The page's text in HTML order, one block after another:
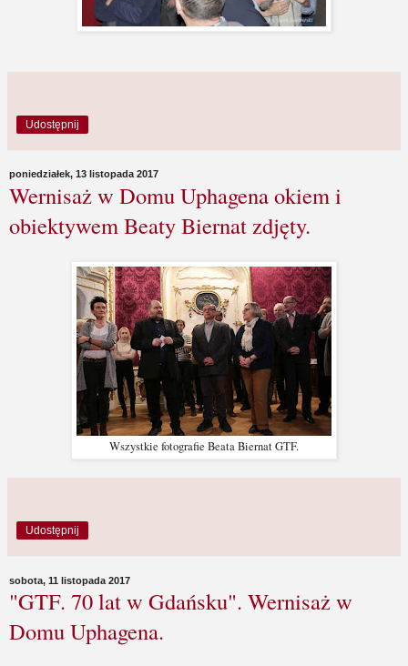
Udostępnij
poniedziałek, 13 listopada 2017
Wernisaż w Domu Uphagena okiem i
obiektywem Beaty Biernat zdjęty.
Wszystkie fotografie Beata Biernat GTF.
Udostępnij
sobota, 11 listopada 2017
"GTF. 70 lat w Gdańsku". Wernisaż w
Domu Uphagena.